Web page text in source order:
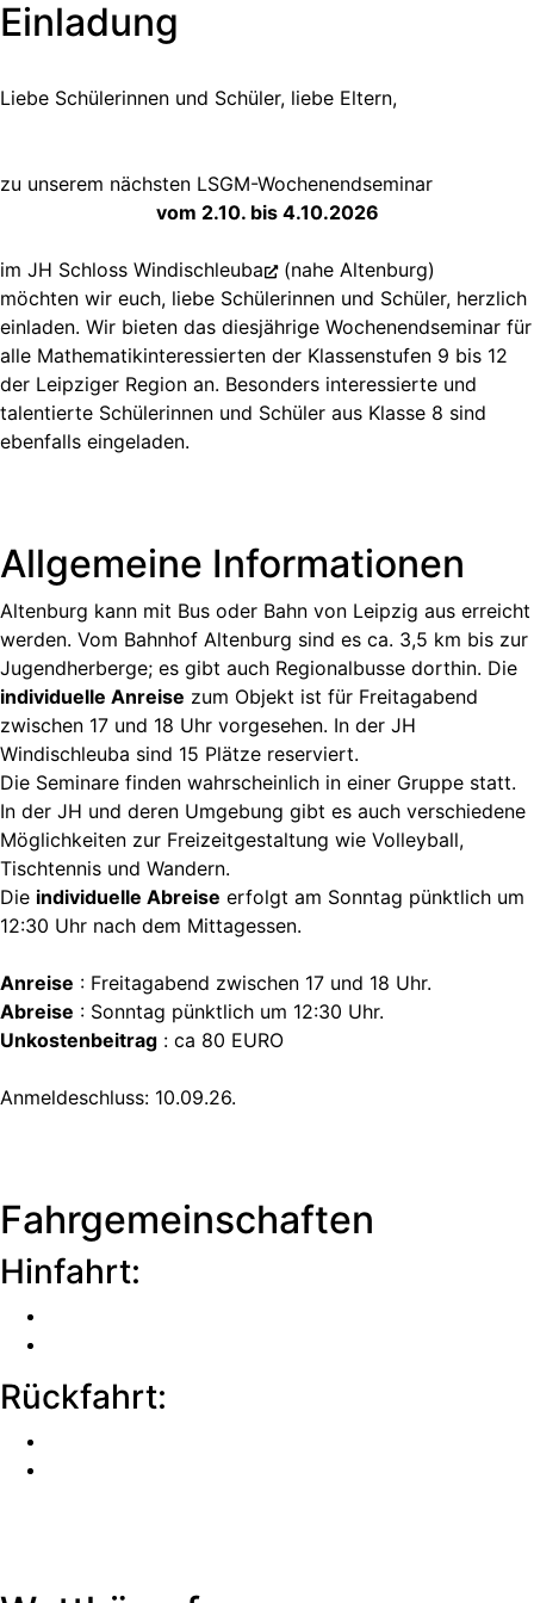
Einladung
Liebe Schülerinnen und Schüler, liebe Eltern,
zu unserem nächsten LSGM-Wochenendseminar
vom 2.10. bis 4.10.2026
im JH Schloss Windischleuba
(nahe Altenburg)
möchten wir euch, liebe Schülerinnen und Schüler, herzlich
einladen. Wir bieten das diesjährige Wochenendseminar für
alle Mathematikinteressierten der Klassenstufen 9 bis 12
der Leipziger Region an. Besonders interessierte und
talentierte Schülerinnen und Schüler aus Klasse 8 sind
ebenfalls eingeladen.
Allgemeine Informationen
Altenburg kann mit Bus oder Bahn von Leipzig aus erreicht
werden. Vom Bahnhof Altenburg sind es ca. 3,5 km bis zur
Jugendherberge; es gibt auch Regionalbusse dorthin. Die
individuelle Anreise zum Objekt ist für Freitagabend
zwischen 17 und 18 Uhr vorgesehen. In der JH
Windischleuba sind 15 Plätze reserviert.
Die Seminare finden wahrscheinlich in einer Gruppe statt.
In der JH und deren Umgebung gibt es auch verschiedene
Möglichkeiten zur Freizeitgestaltung wie Volleyball,
Tischtennis und Wandern.
Die individuelle Abreise erfolgt am Sonntag pünktlich um
12:30 Uhr nach dem Mittagessen.
Anreise : Freitagabend zwischen 17 und 18 Uhr.
Abreise : Sonntag pünktlich um 12:30 Uhr.
Unkostenbeitrag : ca 80 EURO
Anmeldeschluss: 10.09.26.
Fahrgemeinschaften
Hinfahrt:
Rückfahrt: